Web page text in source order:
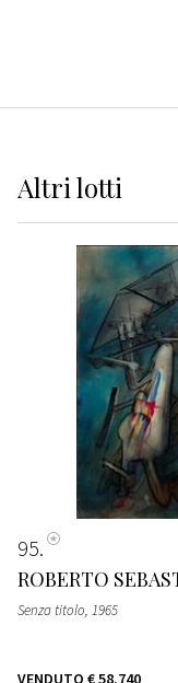
Altrilotti
95
ROBERTO
Senza titolo, 1965
VENDUTO € 58.740